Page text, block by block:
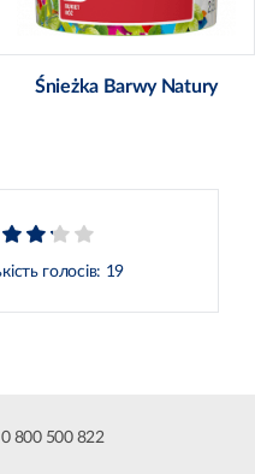
Śnieżka Barwy Natury
голосів: 19
0 800 500 822